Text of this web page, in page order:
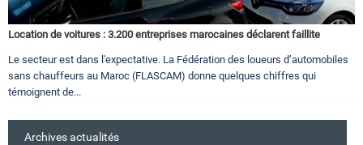
Location de voitures : 3.200 entreprises marocaines déclarent faillite
Le secteur est dans l'expectative. La Fédération des loueurs d’automobiles
sans chauffeurs au Maroc (FLASCAM) donne quelques chiffres qui
témoignent de...
Archives actualités